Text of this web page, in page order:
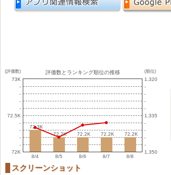
(評価数)
73K
-
-
-
-
72.5K
-
-
-
-
72K
評価数とランキング順位の推移
72.3K
72.3K
72.2K
72.2K 72.2K
72.2K 72.2K
72.2K 72.2K
72.2K
8/4 8/5 8/6 8/7 8/8
(順位)
1,320
-
-
-
-
1,335
-
-
-
-
1,350
スクリーンショット